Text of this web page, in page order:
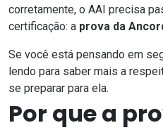
corretamente, o AAI precisa
certificação: a prova da
Se você está pensando em
lendo para saber mais a
se preparar para ela.
Por que a